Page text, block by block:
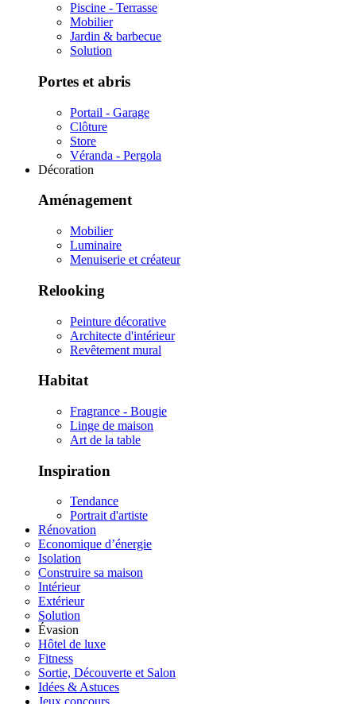
Piscine - Terrasse
Mobilier
Jardin & barbecue
Solution
Portes et abris
Portail - Garage
Clôture
Store
Véranda - Pergola
Décoration
Aménagement
Mobilier
Luminaire
Menuiserie et créateur
Relooking
Peinture décorative
Architecte d'intérieur
Revêtement mural
Habitat
Fragrance - Bougie
Linge de maison
Art de la table
Inspiration
Tendance
Portrait d'artiste
Rénovation
Economique d’énergie
Isolation
Construire sa maison
Intérieur
Extérieur
Solution
Évasion
Hôtel de luxe
Fitness
Sortie, Découverte et Salon
Idées & Astuces